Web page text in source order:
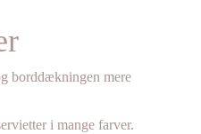
borddækningen mere
i mange farver.